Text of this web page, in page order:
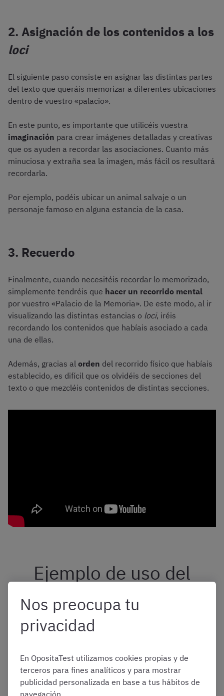
2. Asignación de los contenidos a los
loci
El siguiente paso consiste en asignar las distintas partes
del texto que queráis memorizar a diferentes ubicaciones
dentro de vuestro «palacio».
En este punto, es importante que utilicéis vuestra
imaginación para crear imágenes detalladas y creativas
que os ayuden a recordar las asociaciones. Cuanto más
minuciosa y extraña sea la imagen, más fácil os resultará
recordarla.
Por ejemplo, podéis ubicar un animal salvaje o un
personaje famoso en alguna estancia de la casa.
3. Recuerdo
Finalmente, cuando necesitéis recordar lo memorizado,
simplemente tendréis que hacer un recorrido mental
por vuestro «Palacio de la Memoria». De este modo, al ir
visualizando las distintas estancias o loci, iréis
recordando los contenidos que habíais asociado a cada
una de ellas.
Además, gracias al orden del recorrido físico que habíais
establecido, es difícil que os olvidéis de secciones del
texto o que mezcléis contenidos de distintas secciones.
Ejemplo de uso del
métodoloci
oposiciones
Para que podáis aplicar el métodolociparamemorizar
oposiciones de forma sencilla, os mostramos a
continuación un ejemplo concreto de cómo llevarlo a
Nos preocupa tu
privacidad
En OpositaTest utilizamos cookies propias y de
terceros para fines analíticos y para mostrar
publicidad personalizada en base a tus hábitos de
navegación.